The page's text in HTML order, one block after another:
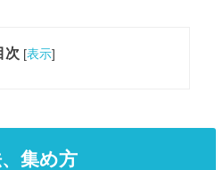
次 [表示]
集め方